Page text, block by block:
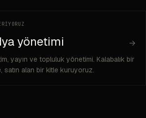
yönetimi →
yayın ve topluluk yönetimi. Kalabalık bir
satın alan bir kitle kuruyoruz.